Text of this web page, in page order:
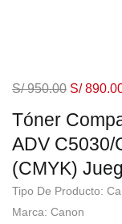
Tóner
ADV C5030/
(CMYK)
S/950.00 S/
Tipo De Producto:
Marca: Canon